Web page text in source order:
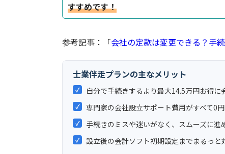
すすめです！
参考記事：「会社の定款は変更できる？手
士業伴走プランの主なメリット
✓ 自分で手続きするより最大14.5万円お得に
✓ 専門家の会社設立サポート費用がすべて0
✓ 手続きのミスや迷いがなく、スムーズに進
✓ 設立後の会計ソフト初期設定までまるっと